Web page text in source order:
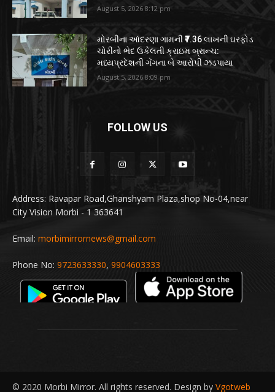
August 5, 2026 8:12 pm
મોરબીના આંદરણા ગામની ₹7.36 લાખની ઘરફોડ
ચોરીનો ભેદ ઉકેલતી ક્રાઇમ બ્રાન્ચ:
મધ્યપ્રદેશની ગેંગના બે આરોપી ઝડપાયા
August 5, 2026 8:09 pm
FOLLOW US
Address: Ravapar Road,Ghanshyam Plaza,shop No-04,near
City Vision Morbi - 1 363641
Email: morbimirrornews@gmail.com
Phone No: 9723633330, 9904603333
© 2020 Morbi Mirror. All rights reserved. Design by Vgotweb